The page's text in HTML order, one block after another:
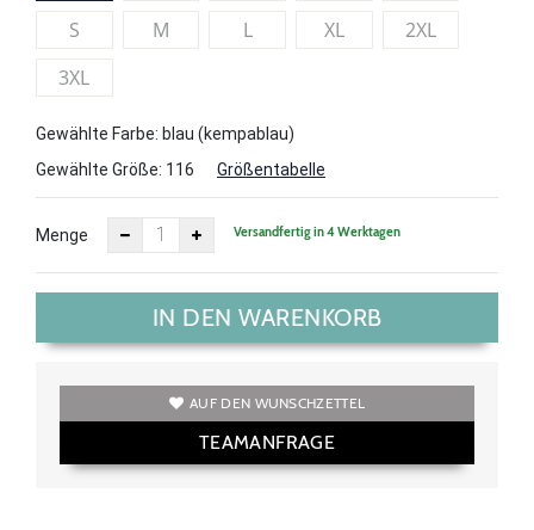
S
M L XL
2XL
3XL
Gewählte Farbe: blau (kempablau)
Gewählte Größe: 116 Größentabelle
Menge Versandfertig in 4 Werktagen
IN DEN WARENKORB
AUF DEN WUNSCHZETTEL
TEAMANFRAGE